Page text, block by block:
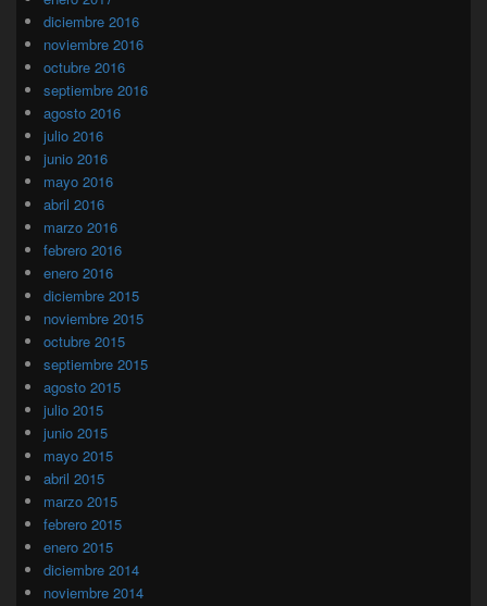
diciembre 2016
noviembre 2016
octubre 2016
septiembre 2016
agosto 2016
julio 2016
junio 2016
mayo 2016
abril 2016
marzo 2016
febrero 2016
enero 2016
diciembre 2015
noviembre 2015
octubre 2015
septiembre 2015
agosto 2015
julio 2015
junio 2015
mayo 2015
abril 2015
marzo 2015
febrero 2015
enero 2015
diciembre 2014
noviembre 2014